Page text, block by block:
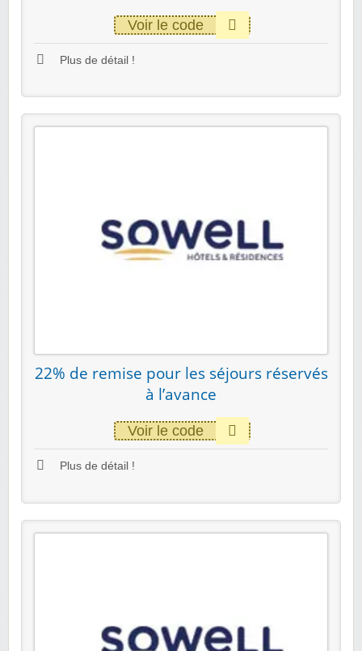
Voir le code
Plus de détail !
22% de remise pour les séjours réservés
à l’avance
Voir le code
Plus de détail !